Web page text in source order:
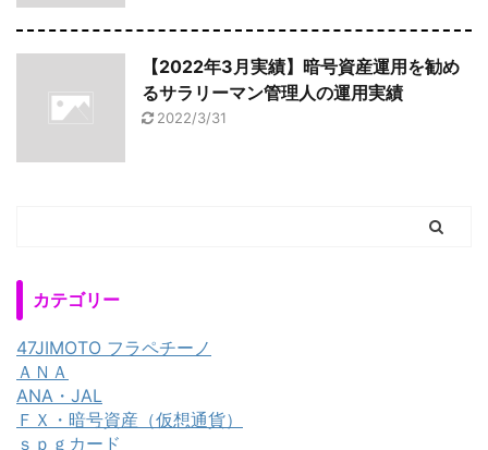
【2022年3月実績】暗号資産運用を勧め
るサラリーマン管理人の運用実績
2022/3/31
カテゴリー
47JIMOTO フラペチーノ
ＡＮＡ
ANA・JAL
ＦＸ・暗号資産（仮想通貨）
ｓｐｇカード